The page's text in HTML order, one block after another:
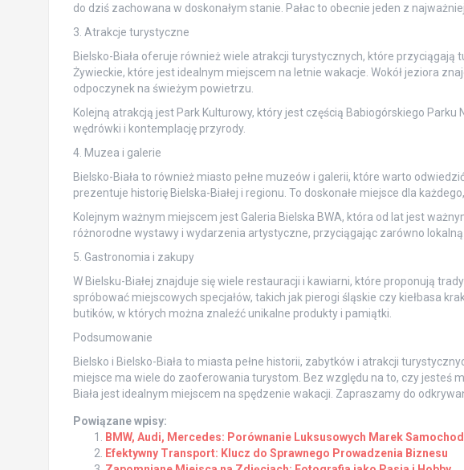
do dziś zachowana w doskonałym stanie. Pałac to obecnie jeden z
3. Atrakcje turystyczne
Bielsko-Biała oferuje również wiele atrakcji turystycznych, które przyciągają
Żywieckie, które jest idealnym miejscem na letnie wakacje. Wokół jeziora
odpoczynek na świeżym powietrzu.
Kolejną atrakcją jest Park Kulturowy, który jest częścią Babiogórskiego Parku
wędrówki i kontemplację przyrody.
4. Muzea i galerie
Bielsko-Biała to również miasto pełne muzeów i galerii, które warto
prezentuje historię Bielska-Białej i regionu. To doskonałe miejsce dla
Kolejnym ważnym miejscem jest Galeria Bielska BWA, która od lat jest
różnorodne wystawy i wydarzenia artystyczne, przyciągając zarówno
5. Gastronomia i zakupy
W Bielsku-Białej znajduje się wiele restauracji i kawiarni, które proponują
spróbować miejscowych specjałów, takich jak pierogi śląskie czy kiełbasa
butików, w których można znaleźć unikalne produkty i pamiątki.
Podsumowanie
Bielsko i Bielsko-Biała to miasta pełne historii, zabytków i atrakcji
miejsce ma wiele do zaoferowania turystom. Bez względu na to, czy jesteś
Biała jest idealnym miejscem na spędzenie wakacji. Zapraszamy do
Powiązane wpisy:
BMW, Audi, Mercedes: Porównanie Luksusowych Marek
Efektywny Transport: Klucz do Sprawnego Prowadzenia Biznesu